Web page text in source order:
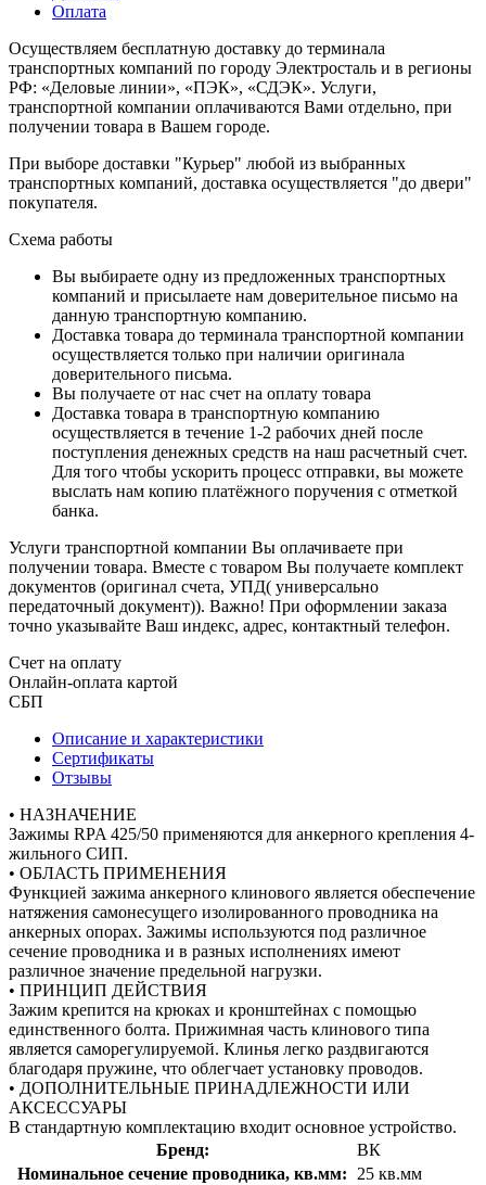
Оплата
Осуществляем бесплатную доставку до терминала
транспортных компаний по городу Электросталь и в регионы
РФ: «Деловые линии», «ПЭК», «СДЭК». Услуги,
транспортной компании оплачиваются Вами отдельно, при
получении товара в Вашем городе.
При выборе доставки "Курьер" любой из выбранных
транспортных компаний, доставка осуществляется "до двери"
покупателя.
Схема работы
Вы выбираете одну из предложенных транспортных
компаний и присылаете нам доверительное письмо на
данную транспортную компанию.
Доставка товара до терминала транспортной компании
осуществляется только при наличии оригинала
доверительного письма.
Вы получаете от нас счет на оплату товара
Доставка товара в транспортную компанию
осуществляется в течение 1-2 рабочих дней после
поступления денежных средств на наш расчетный счет.
Для того чтобы ускорить процесс отправки, вы можете
выслать нам копию платёжного поручения с отметкой
банка.
Услуги транспортной компании Вы оплачиваете при
получении товара. Вместе с товаром Вы получаете комплект
документов (оригинал счета, УПД( универсально
передаточный документ)). Важно! При оформлении заказа
точно указывайте Ваш индекс, адрес, контактный телефон.
Счет на оплату
Онлайн-оплата картой
СБП
Описание и характеристики
Сертификаты
Отзывы
• НАЗНАЧЕНИЕ
Зажимы RPA 425/50 применяются для анкерного крепления 4-
жильного СИП.
• ОБЛАСТЬ ПРИМЕНЕНИЯ
Функцией зажима анкерного клинового является обеспечение
натяжения самонесущего изолированного проводника на
анкерных опорах. Зажимы используются под различное
сечение проводника и в разных исполнениях имеют
различное значение предельной нагрузки.
• ПРИНЦИП ДЕЙСТВИЯ
Зажим крепится на крюках и кронштейнах с помощью
единственного болта. Прижимная часть клинового типа
является саморегулируемой. Клинья легко раздвигаются
благодаря пружине, что облегчает установку проводов.
• ДОПОЛНИТЕЛЬНЫЕ ПРИНАДЛЕЖНОСТИ ИЛИ
АКСЕССУАРЫ
В стандартную комплектацию входит основное устройство.
Бренд:
ВК
Номинальное сечение проводника, кв.мм:
25 кв.мм